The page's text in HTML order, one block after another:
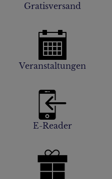
Gratisversand
Veranstaltungen
E-Reader